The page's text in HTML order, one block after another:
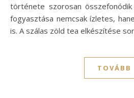
története szorosan
fogyasztása nemcsak ízletes,
is. A szálas zöld tea elkészítése
TOVÁBB